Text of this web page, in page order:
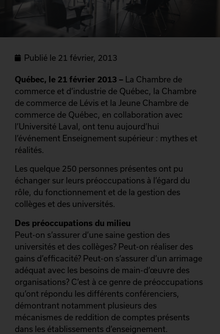
Publié le 21 février, 2013
Québec, le 21 février 2013 – La Chambre de
commerce et d’industrie de Québec, la Chambre
de commerce de Lévis et la Jeune Chambre de
commerce de Québec, en collaboration avec
l’Université Laval, ont tenu aujourd’hui
l’événement Enseignement supérieur : mythes et
réalités.
Les quelque 250 personnes présentes ont pu
échanger sur leurs préoccupations à l’égard du
rôle, du fonctionnement et de la gestion des
collèges et des universités.
Des préoccupations du milieu
Peut-on s’assurer d’une saine gestion des
universités et des collèges? Peut-on réaliser des
gains d’efficacité? Peut-on s’assurer d’un arrimage
adéquat avec les besoins de main-d’œuvre des
organisations? C’est à ce genre de préoccupations
qu’ont répondu les différents conférenciers,
démontrant notamment plusieurs des
mécanismes de reddition de comptes présents
dans les établissements d’enseignement.